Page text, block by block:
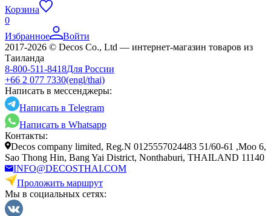
Корзина
0
Избранное
Войти
2017-2026 © Decos Co., Ltd — интернет-магазин товаров из
Таиланда
8-800-511-8418Для России
+66 2 077 7330(engl/thai)
Написать в мессенджеры:
Написать в Telegram
Написать в Whatsapp
Контакты:
Decos company limited, Reg.N 0125557024483 51/60-61 ,Moo 6,
Sao Thong Hin, Bang Yai District, Nonthaburi, THAILAND 11140
INFO@DECOSTHAI.COM
Проложить маршрут
Мы в социальных сетях: